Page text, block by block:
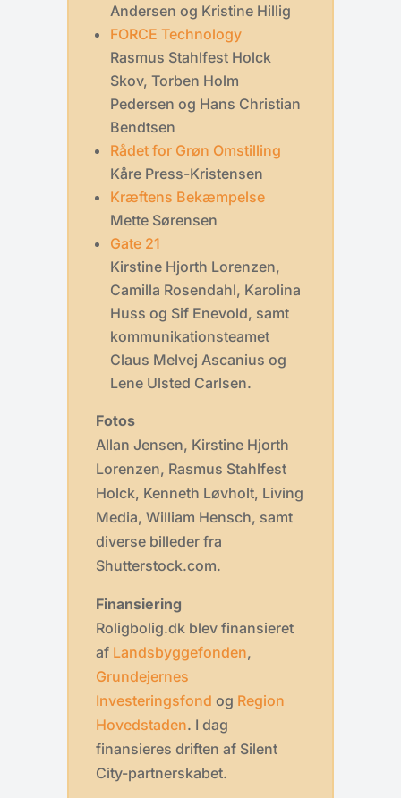
Andersen og Kristine Hillig
FORCE Technology
Rasmus Stahlfest Holck
Skov, Torben Holm
Pedersen og Hans Christian
Bendtsen
Rådet for Grøn Omstilling
Kåre Press-Kristensen
Kræftens Bekæmpelse
Mette Sørensen
Gate 21
Kirstine Hjorth Lorenzen,
Camilla Rosendahl, Karolina
Huss og Sif Enevold, samt
kommunikationsteamet
Claus Melvej Ascanius og
Lene Ulsted Carlsen.
Fotos
Allan Jensen, Kirstine Hjorth
Lorenzen, Rasmus Stahlfest
Holck, Kenneth Løvholt, Living
Media, William Hensch, samt
diverse billeder fra
Shutterstock.com.
Finansiering
Roligbolig.dk blev finansieret
af Landsbyggefonden,
Grundejernes
Investeringsfond og Region
Hovedstaden. I dag
finansieres driften af Silent
City-partnerskabet.